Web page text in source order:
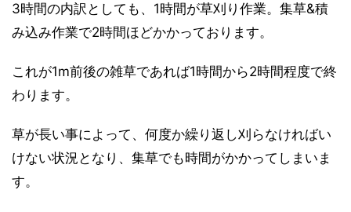
3時間の内訳としても、1時間が草刈り作業。集草&積
み込み作業で2時間ほどかかっております。
これが1m前後の雑草であれば1時間から2時間程度で終
わります。
草が長い事によって、何度か繰り返し刈らなければい
けない状況となり、集草でも時間がかかってしまいま
す。